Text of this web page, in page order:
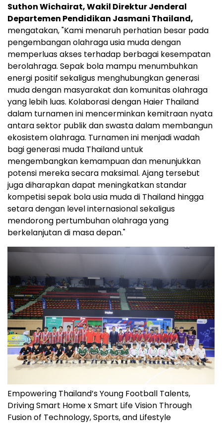
Suthon Wichairat, Wakil Direktur Jenderal
Departemen Pendidikan Jasmani Thailand,
mengatakan, "Kami menaruh perhatian besar pada
pengembangan olahraga usia muda dengan
memperluas akses terhadap berbagai kesempatan
berolahraga. Sepak bola mampu menumbuhkan
energi positif sekaligus menghubungkan generasi
muda dengan masyarakat dan komunitas olahraga
yang lebih luas. Kolaborasi dengan Haier Thailand
dalam turnamen ini mencerminkan kemitraan nyata
antara sektor publik dan swasta dalam membangun
ekosistem olahraga. Turnamen ini menjadi wadah
bagi generasi muda Thailand untuk
mengembangkan kemampuan dan menunjukkan
potensi mereka secara maksimal. Ajang tersebut
juga diharapkan dapat meningkatkan standar
kompetisi sepak bola usia muda di Thailand hingga
setara dengan level internasional sekaligus
mendorong pertumbuhan olahraga yang
berkelanjutan di masa depan."
Empowering Thailand’s Young Football Talents,
Driving Smart Home x Smart Life Vision Through
Fusion of Technology, Sports, and Lifestyle